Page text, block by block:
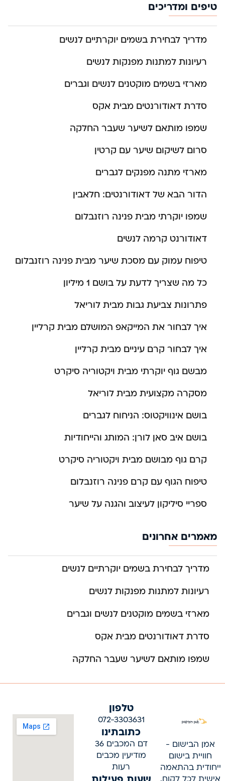
טיפים ומדריכים
מדריך לבחירת בשמים יוקרתיים לנשים
רעיונות למתנות מפנקות לנשים
מארזי בשמים מוקטנים לנשים וגברים
סדרת דאודורנטים מבית אקס
שמפו מותאם לשיער שעבר החלקה
סרום לשיקום שיער עם קרטין
מארזי מתנה מפנקים לגברים
הדור הבא של דאודורנטים: חלאבין
שמפו יוקרתי מבית פנינה רוזנבלום
דאודורנט קרמה לנשים
טיפוח עמוק עם מסכת שיער מבית פנינה רוזנבלום
כל מה שצריך לדעת על בושם 1 מיליון
פתרונות צביעת גבות מבית לוריאל
איך לבחור את המייקאפ המושלם מבית קרליין
איך לבחור קרם עיניים מבית קרליין
מבשם גוף יוקרתי מבית ויקטוריה סיקרט
מסקרה מקצועית מבית לוריאל
בושם אינוויקטוס: הניחוח לגברים
בושם איב סאן לורן: המותג והייחודיות
קרם גוף מבושם מבית ויקטוריה סיקרט
טיפוח הגוף עם קרם פנינה רוזנבלום
ספריי סיליקון לעיצוב והגנה על שיער
מאמרים אחרונים
מדריך לבחירת בשמים יוקרתיים לנשים
רעיונות למתנות מפנקות לנשים
מארזי בשמים מוקטנים לנשים וגברים
סדרת דאודורנטים מבית אקס
שמפו מותאם לשיער שעבר החלקה
אמן הבישום -
חוויית בישום
ייחודית בהתאמה
טלפון
072-3303631
כתובתינו
דם המכבים 36
מודיעין מכבים
רעות